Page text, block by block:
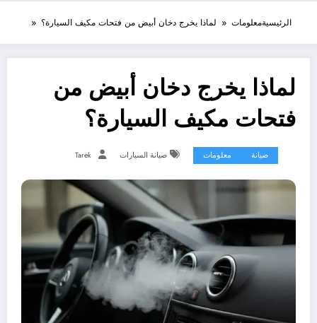
الرئيسيةمعلومات لماذا يخرج دخان أبيض من فتحات مكيف السيارة؟
لماذا يخرج دخان أبيض من
فتحات مكيف السيارة؟
صيانة معلومات صيانة السيارات Tarek